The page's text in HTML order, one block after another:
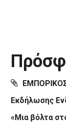
Εκδήλωσης
«Μια βόλτα